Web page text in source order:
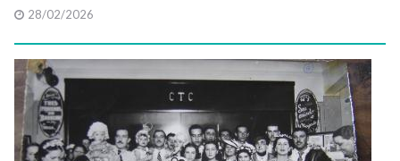
28/02/2026